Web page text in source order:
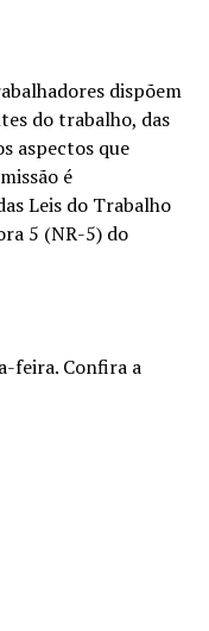
dispõem
do trabalho, das
aspectos que
é
Leis do Trabalho
5 (NR-5) do
feira. Confira a